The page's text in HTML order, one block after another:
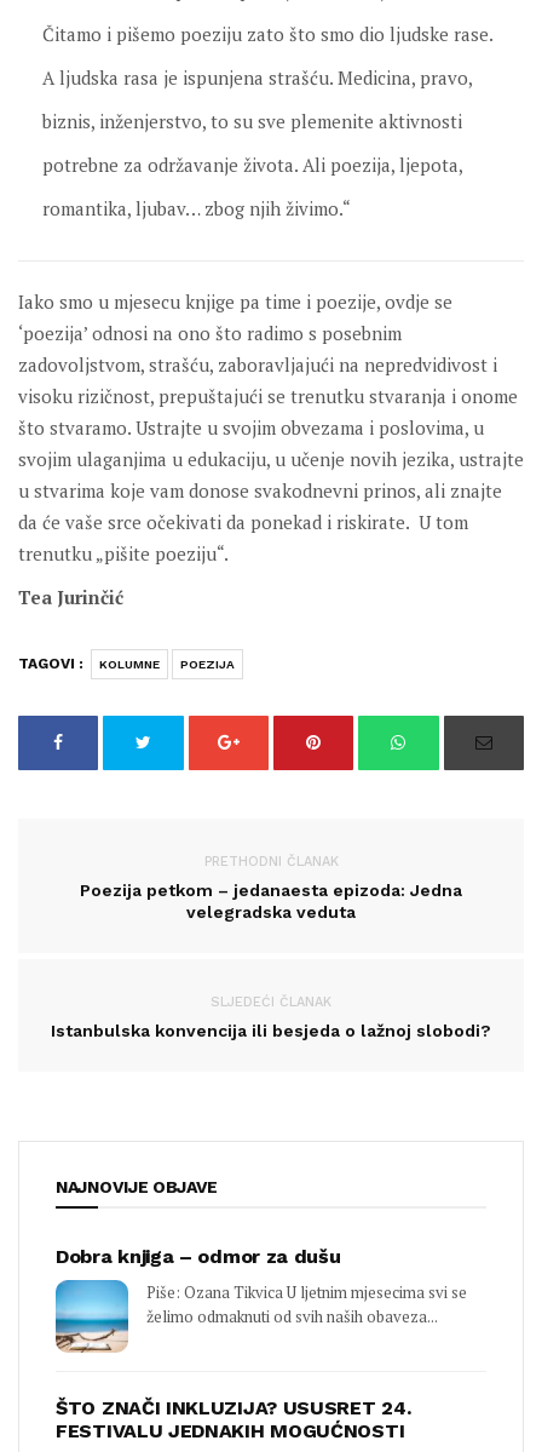
Čitamo i pišemo poeziju zato što smo dio ljudske rase.
A ljudska rasa je ispunjena strašću. Medicina, pravo,
biznis, inženjerstvo, to su sve plemenite aktivnosti
potrebne za održavanje života. Ali poezija, ljepota,
romantika, ljubav… zbog njih živimo.“
Iako smo u mjesecu knjige pa time i poezije, ovdje se
‘poezija’ odnosi na ono što radimo s posebnim
zadovoljstvom, strašću, zaboravljajući na nepredvidivost i
visoku rizičnost, prepuštajući se trenutku stvaranja i onome
što stvaramo. Ustrajte u svojim obvezama i poslovima, u
svojim ulaganjima u edukaciju, u učenje novih jezika, ustrajte
u stvarima koje vam donose svakodnevni prinos, ali znajte
da će vaše srce očekivati da ponekad i riskirate. U tom
trenutku „pišite poeziju“.
Tea Jurinčić
TAGOVI : KOLUMNE POEZIJA
PRETHODNI ČLANAK
Poezija petkom – jedanaesta epizoda: Jedna
velegradska veduta
SLJEDEĆI ČLANAK
Istanbulska konvencija ili besjeda o lažnoj slobodi?
NAJNOVIJE OBJAVE
Dobra knjiga – odmor za dušu
Piše: Ozana Tikvica U ljetnim mjesecima svi se
želimo odmaknuti od svih naših obaveza...
ŠTO ZNAČI INKLUZIJA? USUSRET 24.
FESTIVALU JEDNAKIH MOGUĆNOSTI